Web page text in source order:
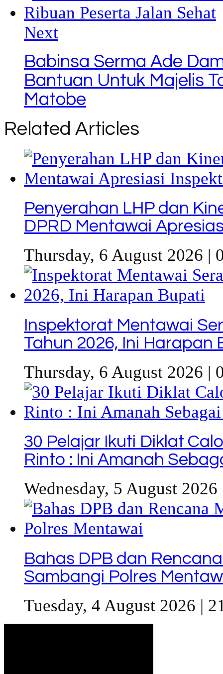
Next
Babinsa Serma Ade
Bantuan Untuk Majelis
Matobe
Related Articles
Penyerahan LHP dan
DPRD Mentawai
Thursday, 6 August 2026 |
Inspektorat Mentawai
Tahun 2026, Ini Harapan
Thursday, 6 August 2026 |
30 Pelajar Ikuti Diklat
Rinto : Ini Amanah
Wednesday, 5 August 2026
Bahas DPB dan
Sambangi Polres
Tuesday, 4 August 2026 |